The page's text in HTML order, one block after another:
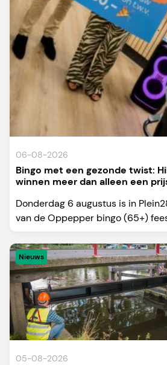
06-08-2026
Bingo met een gezonde twist:
winnen meer dan alleen een
Donderdag 6 augustus is in
van de Oppepper bingo (65+)
Nieuws
05-08-2026